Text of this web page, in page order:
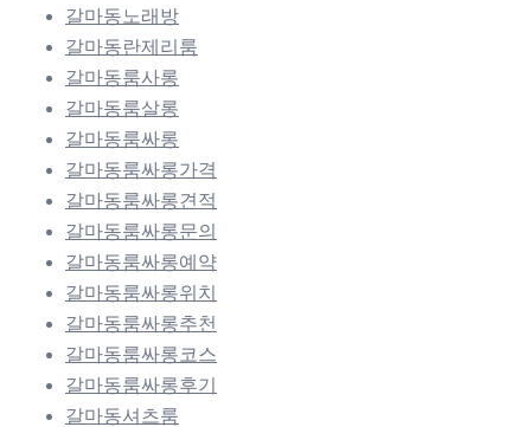
갈마동노래방
갈마동란제리룸
갈마동룸사롱
갈마동룸살롱
갈마동룸싸롱
갈마동룸싸롱가격
갈마동룸싸롱견적
갈마동룸싸롱문의
갈마동룸싸롱예약
갈마동룸싸롱위치
갈마동룸싸롱추천
갈마동룸싸롱코스
갈마동룸싸롱후기
갈마동셔츠룸